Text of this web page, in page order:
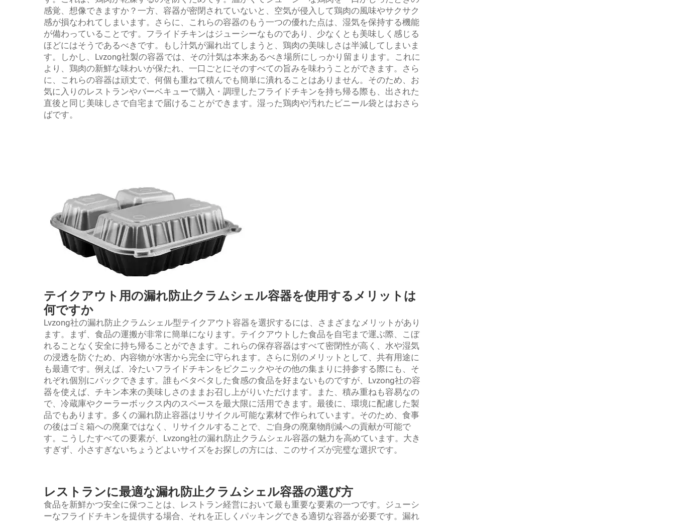
感覚、想像できますか？一方、容器が密閉されていないと、空気が侵入して鶏肉の風味やサクサク
感が損なわれてしまいます。さらに、これらの容器のもう一つの優れた点は、湿気を保持する機能
が備わっていることです。フライドチキンはジューシーなものであり、少なくとも美味しく感じる
ほどにはそうであるべきです。もし汁気が漏れ出てしまうと、鶏肉の美味しさは半減してしまいま
す。しかし、Lvzong社製の容器では、その汁気は本来あるべき場所にしっかり留まります。これに
より、鶏肉の新鮮な味わいが保たれ、一口ごとにそのすべての旨みを味わうことができます。さら
に、これらの容器は頑丈で、何個も重ねて積んでも簡単に潰れることはありません。そのため、お
気に入りのレストランやバーベキューで購入・調理したフライドチキンを持ち帰る際も、出された
直後と同じ美味しさで自宅まで届けることができます。湿った鶏肉や汚れたビニール袋とはおさら
ばです。
テイクアウト用の漏れ防止クラムシェル容器を使用するメリットは
何ですか
Lvzong社の漏れ防止クラムシェル型テイクアウト容器を選択するには、さまざまなメリットがあり
ます。まず、食品の運搬が非常に簡単になります。テイクアウトした食品を自宅まで運ぶ際、こぼ
れることなく安全に持ち帰ることができます。これらの保存容器はすべて密閉性が高く、水や湿気
の浸透を防ぐため、内容物が水害から完全に守られます。さらに別のメリットとして、共有用途に
も最適です。例えば、冷たいフライドチキンをピクニックやその他の集まりに持参する際にも、そ
れぞれ個別にパックできます。誰もベタベタした食感の食品を好まないものですが、Lvzong社の容
器を使えば、チキン本来の美味しさのままお召し上がりいただけます。また、積み重ねも容易なの
で、冷蔵庫やクーラーボックス内のスペースを最大限に活用できます。最後に、環境に配慮した製
品でもあります。多くの漏れ防止容器はリサイクル可能な素材で作られています。そのため、食事
の後はゴミ箱への廃棄ではなく、リサイクルすることで、ご自身の廃棄物削減への貢献が可能で
す。こうしたすべての要素が、Lvzong社の漏れ防止クラムシェル容器の魅力を高めています。大き
すぎず、小さすぎないちょうどよいサイズをお探しの方には、このサイズが完璧な選択です。
レストランに最適な漏れ防止クラムシェル容器の選び方
食品を新鮮かつ安全に保つことは、レストラン経営において最も重要な要素の一つです。ジューシ
ーなフライドチキンを提供する場合、それを正しくパッキングできる適切な容器が必要です。漏れ